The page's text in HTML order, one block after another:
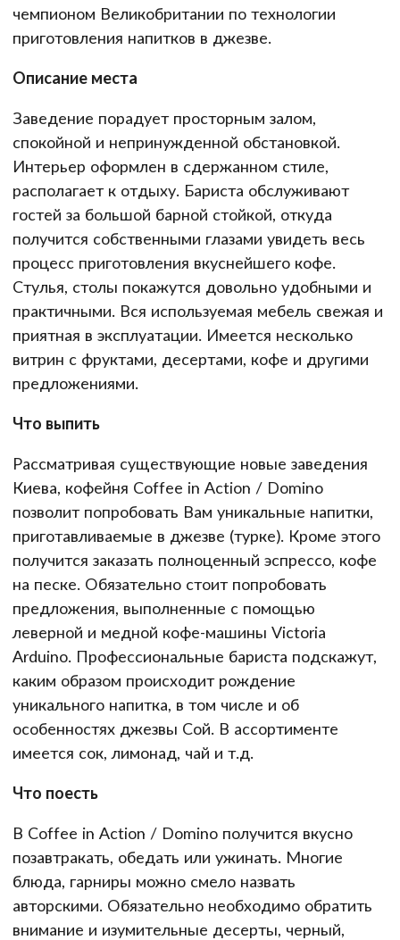
чемпионом Великобритании по технологии
приготовления напитков в джезве.
Описание места
Заведение порадует просторным залом,
спокойной и непринужденной обстановкой.
Интерьер оформлен в сдержанном стиле,
располагает к отдыху. Бариста обслуживают
гостей за большой барной стойкой, откуда
получится собственными глазами увидеть весь
процесс приготовления вкуснейшего кофе.
Стулья, столы покажутся довольно удобными и
практичными. Вся используемая мебель свежая и
приятная в эксплуатации. Имеется несколько
витрин с фруктами, десертами, кофе и другими
предложениями.
Что выпить
Рассматривая существующие новые заведения
Киева, кофейня Coffee in Action / Domino
позволит попробовать Вам уникальные напитки,
приготавливаемые в джезве (турке). Кроме этого
получится заказать полноценный эспрессо, кофе
на песке. Обязательно стоит попробовать
предложения, выполненные с помощью
леверной и медной кофе-машины Victoria
Arduino. Профессиональные бариста подскажут,
каким образом происходит рождение
уникального напитка, в том числе и об
особенностях джезвы Сой. В ассортименте
имеется сок, лимонад, чай и т.д.
Что поесть
В Coffee in Action / Domino получится вкусно
позавтракать, обедать или ужинать. Многие
блюда, гарниры можно смело назвать
авторскими. Обязательно необходимо обратить
внимание и изумительные десерты, черный,